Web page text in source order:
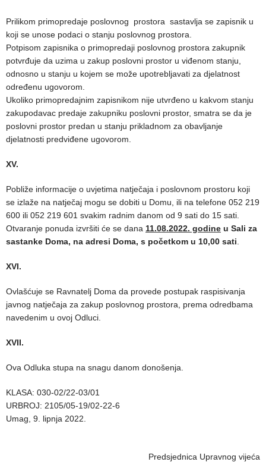
Prilikom primopredaje poslovnog prostora sastavlja se zapisnik u
koji se unose podaci o stanju poslovnog prostora.
Potpisom zapisnika o primopredaji poslovnog prostora zakupnik
potvrđuje da uzima u zakup poslovni prostor u viđenom stanju,
odnosno u stanju u kojem se može upotrebljavati za djelatnost
određenu ugovorom.
Ukoliko primopredajnim zapisnikom nije utvrđeno u kakvom stanju
zakupodavac predaje zakupniku poslovni prostor, smatra se da je
poslovni prostor predan u stanju prikladnom za obavljanje
djelatnosti predviđene ugovorom.
XV.
Pobliže informacije o uvjetima natječaja i poslovnom prostoru koji
se izlaže na natječaj mogu se dobiti u Domu, ili na telefone 052 219
600 ili 052 219 601 svakim radnim danom od 9 sati do 15 sati.
Otvaranje ponuda izvršiti će se dana 11.08.2022. godine u Sali za
sastanke Doma, na adresi Doma, s početkom u 10,00 sati
XVI.
Ovlašćuje se Ravnatelj Doma da provede postupak raspisivanja
javnog natječaja za zakup poslovnog prostora, prema odredbama
navedenim u ovoj Odluci.
XVII.
Ova Odluka stupa na snagu danom donošenja.
KLASA: 030-02/22-03/01
URBROJ: 2105/05-19/02-22-6
Umag, 9. lipnja 2022.
Predsjednica Upravnog vijeća